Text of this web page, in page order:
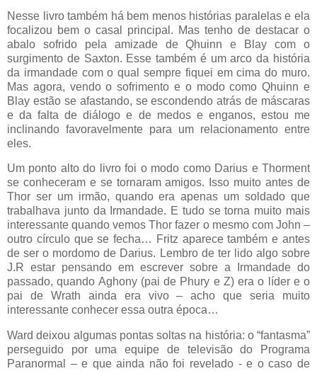
Nesse livro também há bem menos histórias paralelas e ela
focalizou bem o casal principal. Mas tenho de destacar o
abalo sofrido pela amizade de Qhuinn e Blay com o
surgimento de Saxton. Esse também é um arco da história
da irmandade com o qual sempre fiquei em cima do muro.
Mas agora, vendo o sofrimento e o modo como Qhuinn e
Blay estão se afastando, se escondendo atrás de máscaras
e da falta de diálogo e de medos e enganos, estou me
inclinando favoravelmente para um relacionamento entre
eles.
Um ponto alto do livro foi o modo como Darius e Thorment
se conheceram e se tornaram amigos. Isso muito antes de
Thor ser um irmão, quando era apenas um soldado que
trabalhava junto da Irmandade. E tudo se torna muito mais
interessante quando vemos Thor fazer o mesmo com John –
outro círculo que se fecha… Fritz aparece também e antes
de ser o mordomo de Darius. Lembro de ter lido algo sobre
J.R estar pensando em escrever sobre a Irmandade do
passado, quando Aghony (pai de Phury e Z) era o líder e o
pai de Wrath ainda era vivo – acho que seria muito
interessante conhecer essa outra época…
Ward deixou algumas pontas soltas na história: o “fantasma”
perseguido por uma equipe de televisão do Programa
Paranormal – e que ainda não foi revelado - e o caso de